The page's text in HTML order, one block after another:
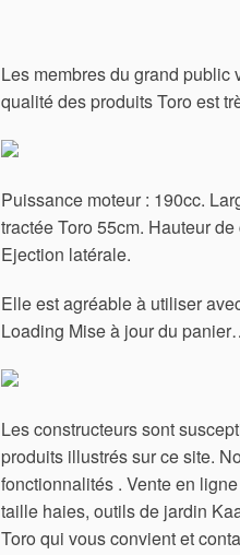
Les membres du grand public
qualité des produits Toro est
Puissance moteur : 190cc.
tractée Toro 55cm. Hauteur
Ejection latérale.
Elle est agréable à utiliser
Loading Mise à jour du
Les constructeurs sont
produits illustrés sur ce site.
fonctionnalités . Vente en
taille haies, outils de jardin
Toro qui vous convient et